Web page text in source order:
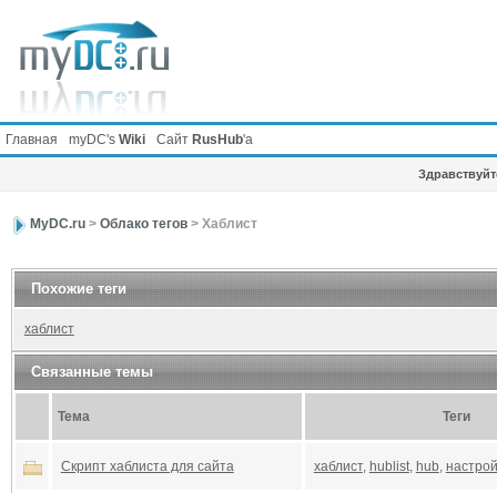
Главная myDC's Wiki Сайт RusHub'а
MyDC.ru> Облако тегов> Хаблист
Похожие теги
хаблист
Связанные темы
Тема Теги
Скрипт хаблиста для сайта хаблист, hublist, hub,